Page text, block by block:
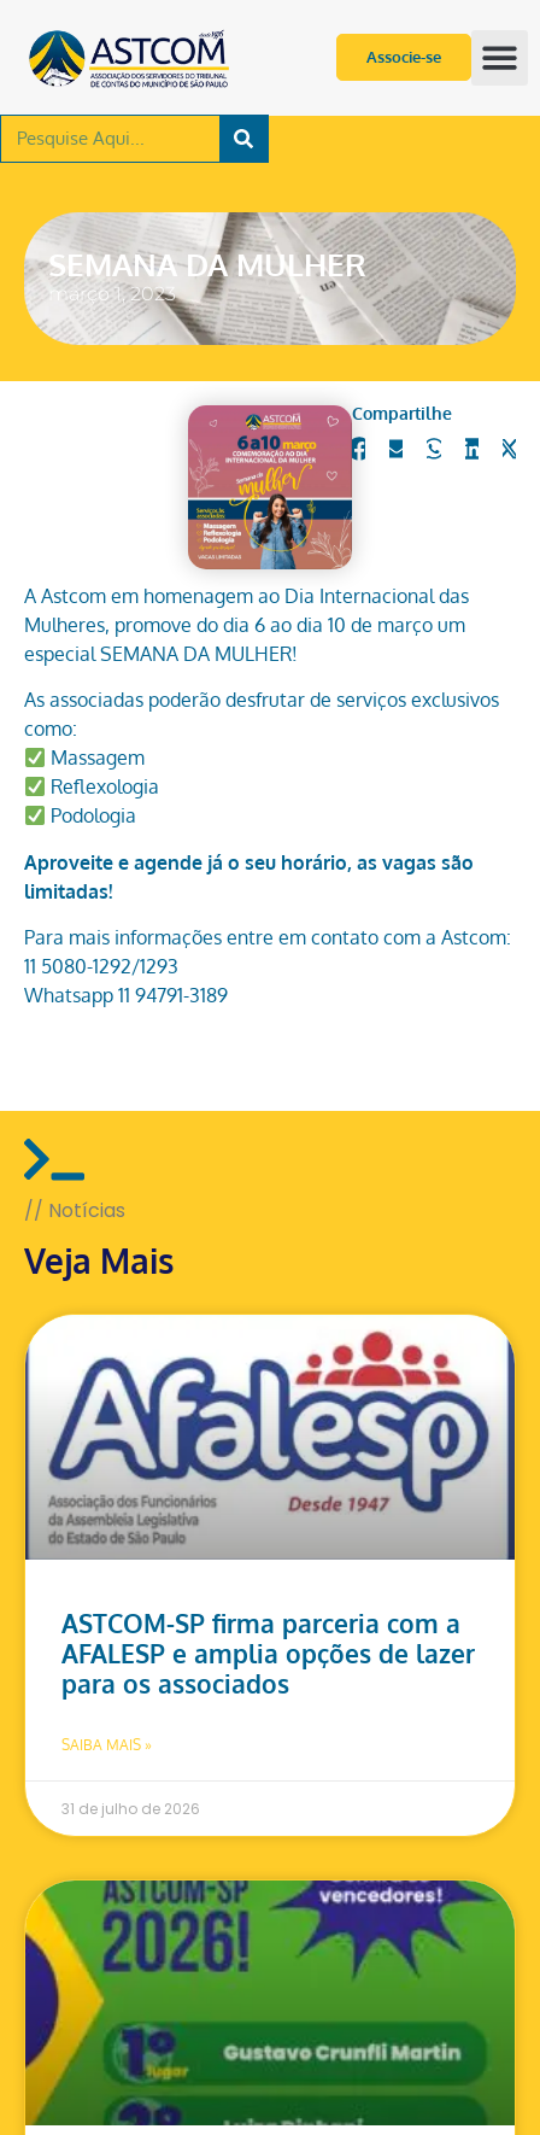
Associe-se
SEMANA DA MULHER
março 1, 2023
Compartilhe
A Astcom em homenagem ao Dia Internacional das
Mulheres, promove do dia 6 ao dia 10 de março um
especial SEMANA DA MULHER!
As associadas poderão desfrutar de serviços exclusivos
como:
Massagem
Reflexologia
Podologia
Aproveite e agende já o seu horário, as vagas são
limitadas!
Para mais informações entre em contato com a Astcom:
11 5080-1292/1293
Whatsapp 11 94791-3189
// Notícias
Veja Mais
ASTCOM-SP firma parceria com a
AFALESP e amplia opções de lazer
para os associados
SAIBA MAIS »
31 de julho de 2026